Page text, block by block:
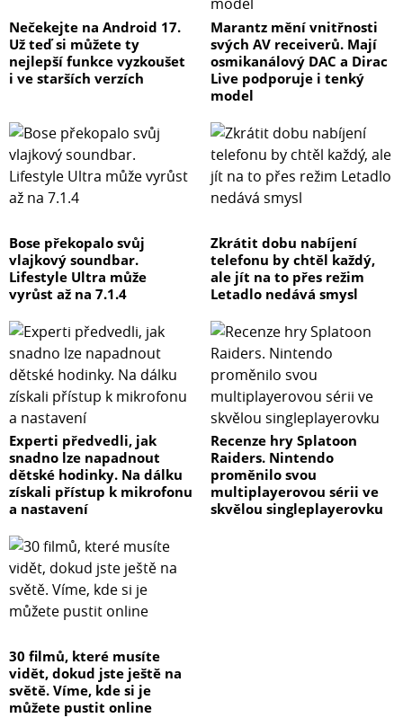
Nečekejte na Android 17.
Už teď si můžete ty
nejlepší funkce vyzkoušet
i ve starších verzích
Marantz mění vnitřnosti
svých AV receiverů. Mají
osmikanálový DAC a Dirac
Live podporuje i tenký
model
Bose překopalo svůj
vlajkový soundbar.
Lifestyle Ultra může
vyrůst až na 7.1.4
Zkrátit dobu nabíjení
telefonu by chtěl každý,
ale jít na to přes režim
Letadlo nedává smysl
Experti předvedli, jak
snadno lze napadnout
dětské hodinky. Na dálku
získali přístup k mikrofonu
a nastavení
Recenze hry Splatoon
Raiders. Nintendo
proměnilo svou
multiplayerovou sérii ve
skvělou singleplayerovku
30 filmů, které musíte
vidět, dokud jste ještě na
světě. Víme, kde si je
můžete pustit online